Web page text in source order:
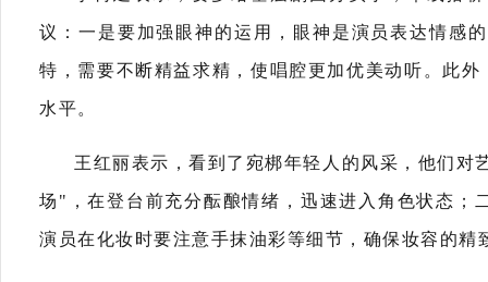
议：一是要加强眼神的运用，眼神是演员表达情感
特，需要不断精益求精，使唱腔更加优美动听。此
水平。
王红丽表示，看到了宛梆年轻人的风采，他们
场"，在登台前充分酝酿情绪，迅速进入角色状态；
演员在化妆时要注意手抹油彩等细节，确保妆容的精